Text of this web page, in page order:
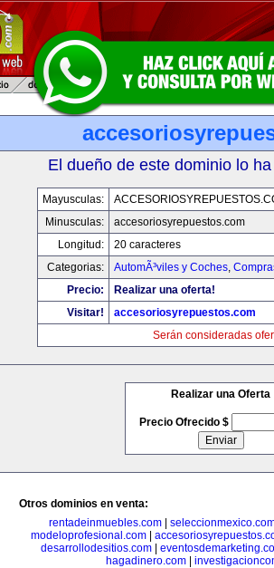
El dueño de este dominio lo
Mayusculas:
Minusculas:
accesoriosyrepuestos.com
Longitud:
20 caracteres
Categorias:
AutomÃ³viles y Coches,
Precio:
Realizar una oferta!
Visitar!
accesoriosyrepuestos.com
Serán consideradas
Realizar una Oferta
Precio Ofrecido $
Otros dominios en venta:
rentadeinmuebles.com
modeloprofesional.com|
desarrollodesitios.com|
hagadinero.com|